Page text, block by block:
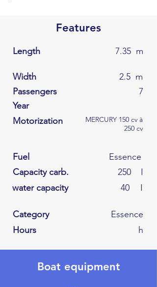
Features
Length 7.35 m
Width 2.5 m
Passengers
7
Year
Motorization
MERCURY 150 cv à
250 cv
Fuel
Essence
Capacity carb.
250
I
water capacity
40 I
Category
Essence
Hours
h
Boat equipment